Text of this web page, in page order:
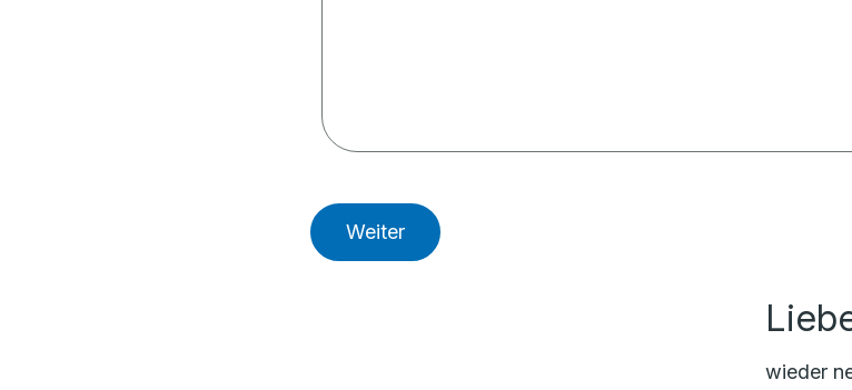
Weiter
wieder